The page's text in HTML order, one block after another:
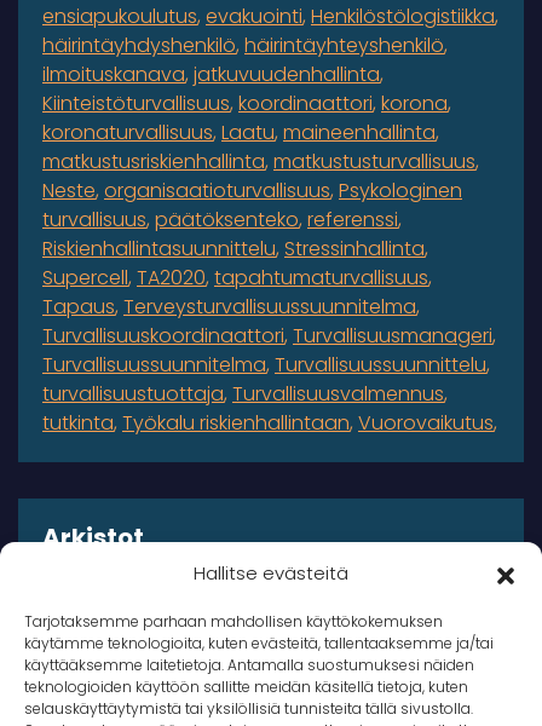
Hallitse evästeitä
Tarjotaksemme parhaan mahdollisen käyttökokemuksen
käytämme teknologioita, kuten evästeitä, tallentaaksemme ja/tai
käyttääksemme laitetietoja. Antamalla suostumuksesi näiden
teknologioiden käyttöön sallitte meidän käsitellä tietoja, kuten
selauskäyttäytymistä tai yksilöllisiä tunnisteita tällä sivustolla.
ensiapukoulutus evakuointi Henkilöstölogistiikka
häirintäyhdyshenkilö häirintäyhteyshenkilö
ilmoituskanava jatkuvuudenhallinta
Kiinteistöturvallisuus koordinaattori korona
koronaturvallisuus Laatu maineenhallinta
matkustusriskienhallinta matkustusturvallisuus
Neste organisaatioturvallisuus Psykologinen
turvallisuus päätöksenteko referenssi
Riskienhallintasuunnittelu Stressinhallinta
Supercell TA2020 tapahtumaturvallisuus
Tapaus Terveysturvallisuussuunnitelma
Turvallisuuskoordinaattori Turvallisuusmanageri
Turvallisuussuunnitelma Turvallisuussuunnittelu
turvallisuustuottaja Turvallisuusvalmennus
tutkinta Työkalu riskienhallintaan Vuorovaikutus
Arkistot